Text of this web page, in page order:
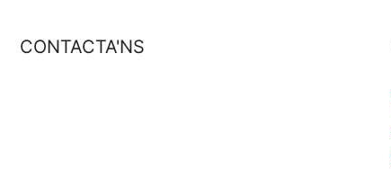
CONTACTA'NS